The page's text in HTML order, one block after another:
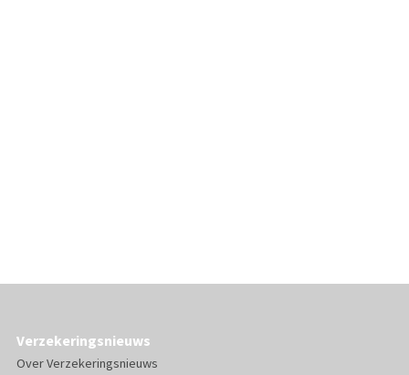
Verzekeringsnieuws
Over Verzekeringsnieuws